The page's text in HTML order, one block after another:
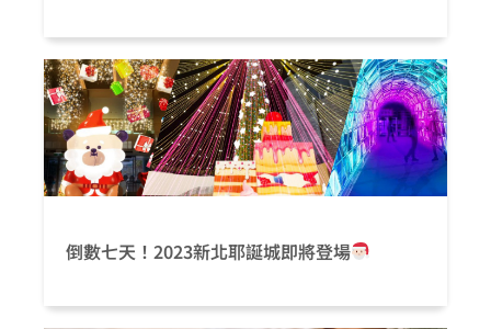
倒數七天！2023新北耶誕城即將登場